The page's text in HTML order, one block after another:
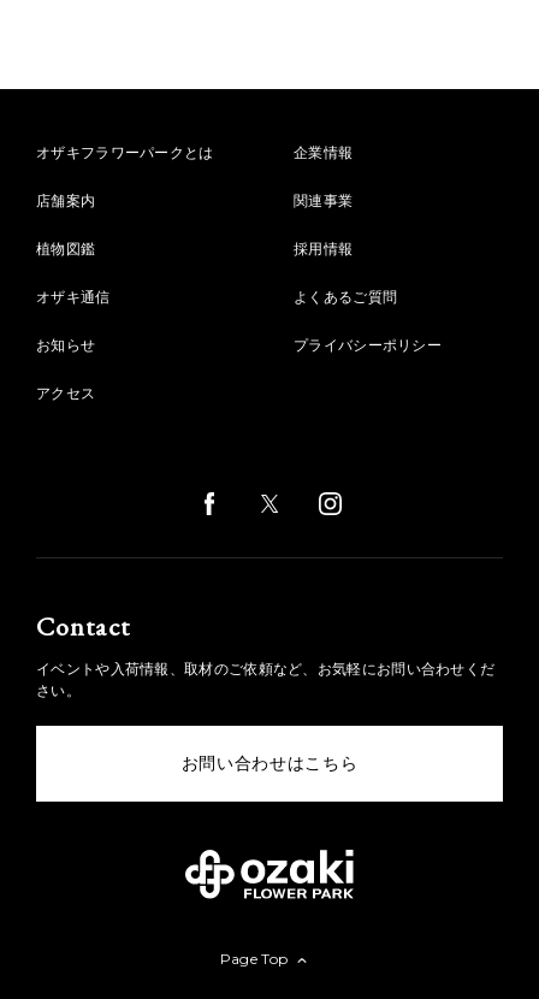
オザキフラワーパークとは
店舗案内
植物図鑑
オザキ通信
お知らせ
アクセス
企業情報
関連事業
採用情報
よくあるご質問
プライバシーポリシー
Contact
イベントや入荷情報、取材のご依頼など、お気軽にお問い合わせくだ
さい。
お問い合わせはこちら
Page Top